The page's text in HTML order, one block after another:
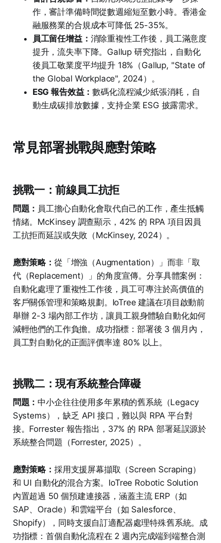
作，審計準備時間從數週縮短至數小時。香港金
融服務業的合規成本可降低 25-35%。
員工留任增益： 消除重複性工作後，員工滿意度
提升，流失率下降。Gallup 研究指出，自動化
後員工敬業度平均提升 18%（Gallup, "State of
the Global Workplace", 2024）。
ESG 報告效益：數碼化流程減少紙張消耗，自
動生成碳排放數據，支持企業 ESG 披露需求。
常見部署挑戰與應對策略
挑戰一：前線員工抗拒
問題： 員工擔心自動化會取代自己的工作，產生抵觸
情緒。McKinsey 調查顯示，42% 的 RPA 項目因員
工抗拒而延誤或失敗（McKinsey, 2024）。
應對策略： 從「增強（Augmentation）」而非「取
代（Replacement）」的角度宣傳。分享具體案例：
自動化處理了重複性工作後，員工可專注於高價值的
客戶關係管理和策略規劃。IoTree 建議在項目啟動前
舉辦 2-3 場內部工作坊，讓員工親身體驗自動化如何
減輕他們的工作負擔。成功指標：部署後 3 個月內，
員工對自動化的正面評價率達 80% 以上。
挑戰二：現有系統整合障礙
問題： 中小企往往使用多年累積的舊系統（Legacy
Systems），缺乏 API 接口，難以與 RPA 平台對
接。Forrester 報告指出，37% 的 RPA 部署延誤源於
系統整合問題（Forrester, 2025）。
應對策略： 採用支援屏幕擷取（Screen Scraping）
和 UI 自動化的混合方案。IoTree Robotic Solution
內置超過 50 個預建連接器，涵蓋主流 ERP（如
SAP、Oracle）和雲端平台（如 Salesforce、
Shopify），同時支援自訂適配器處理特殊舊系統。成
功指標：首個自動化流程在 2 週內完成端到端整合測